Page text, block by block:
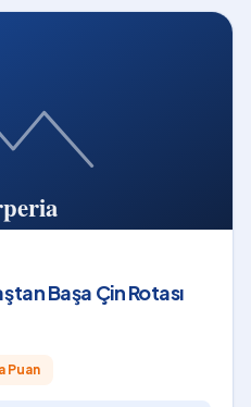
Başa Çin Rotası
Puan